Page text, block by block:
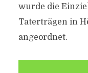
wurde die
Taterträgen in
angeordnet.